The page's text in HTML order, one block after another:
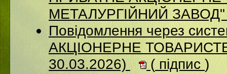
МЕТАЛУРГІЙНИЙ ЗАВОД"
Повідомлення через
АКЦІОНЕРНЕ
30.03.2026)
( підпис )